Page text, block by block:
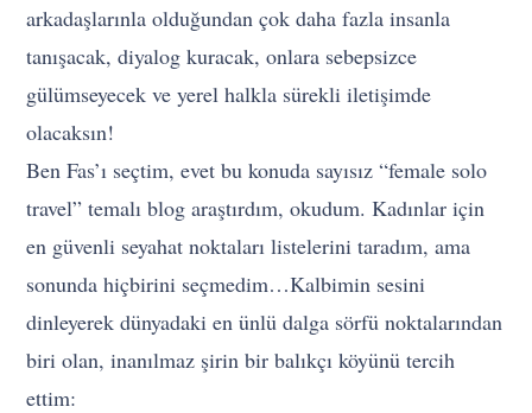
arkadaşlarınla olduğundan çok daha fazla insanla
tanışacak, diyalog kuracak, onlara sebepsizce
gülümseyecek ve yerel halkla sürekli iletişimde
olacaksın!
Ben Fas’ı seçtim, evet bu konuda sayısız “female solo
travel” temalı blog araştırdım, okudum. Kadınlar için
en güvenli seyahat noktaları listelerini taradım, ama
sonunda hiçbirini seçmedim…Kalbimin sesini
dinleyerek dünyadaki en ünlü dalga sörfü noktalarından
biri olan, inanılmaz şirin bir balıkçı köyünü tercih
ettim: